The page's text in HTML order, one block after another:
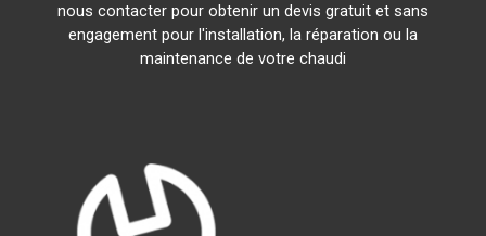
nous contacter pour obtenir un devis gratuit et sans
engagement pour l'installation, la réparation ou la
maintenance de votre chaudi